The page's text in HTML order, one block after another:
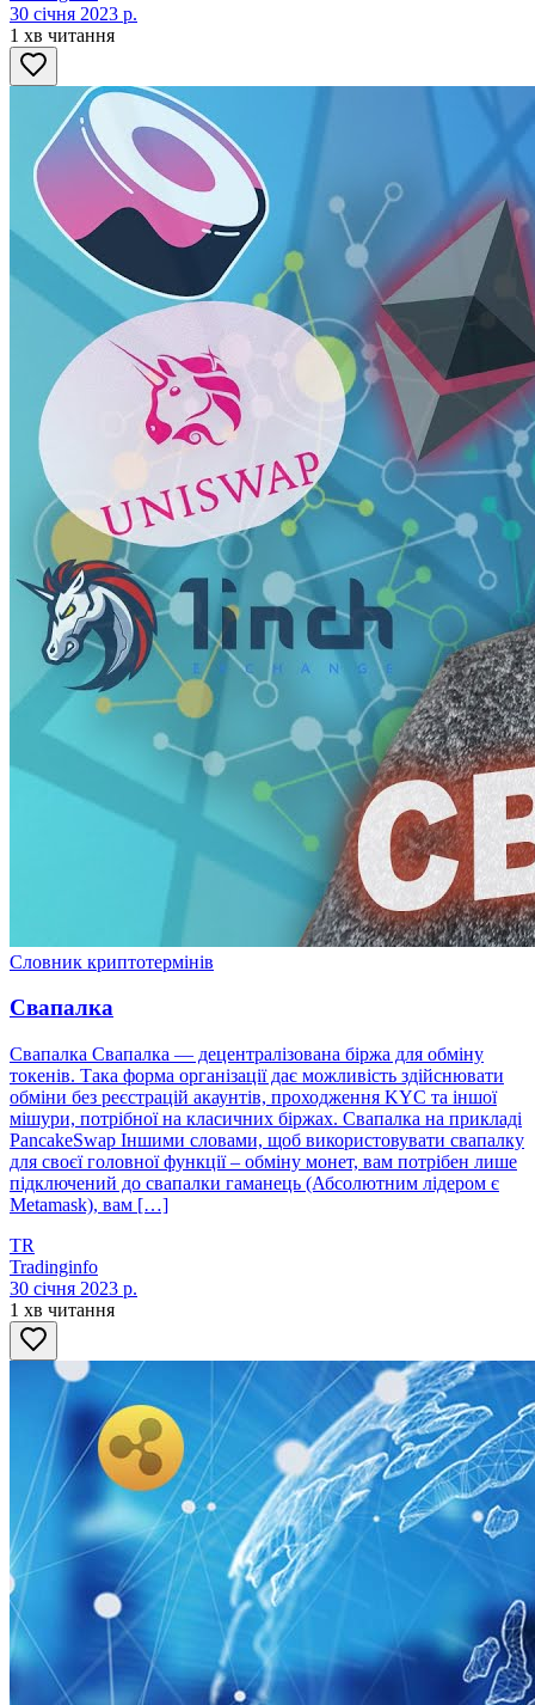
30 січня 2023 р.
1 хв читання
Словник криптотермінів
Свапалка
Свапалка Свапалка — децентралізована біржа для обміну
токенів. Така форма організації дає можливість здійснювати
обміни без реєстрацій акаунтів, проходження KYC та іншої
мішури, потрібної на класичних біржах. Свапалка на прикладі
PancakeSwap Іншими словами, щоб використовувати свапалку
для своєї головної функції – обміну монет, вам потрібен лише
підключений до свапалки гаманець (Абсолютним лідером є
Metamask), вам […]
TR
Tradinginfo
30 січня 2023 р.
1 хв читання